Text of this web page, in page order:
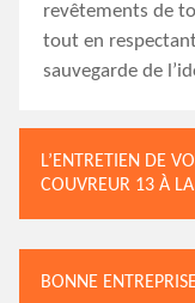
revêtements de
tout en
sauvegarde de
L’ENTRETIEN DE
COUVREUR 13 À
BONNE